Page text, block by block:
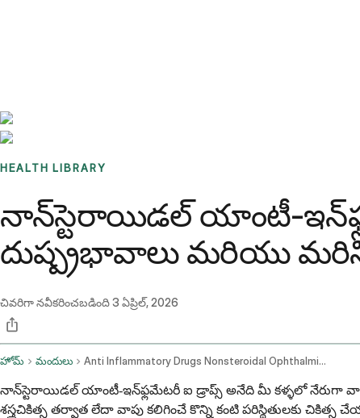
HEALTH LIBRARY
నాన్‌స్టెరాయిడల్ యాంటీ-
దుష్ప్రభావాలు మరియు
చివరిగా నవీకరించబడింది3 ఏప్రిల్, 2026
హోమ్ మందులు Anti Inflammatory Drugs Nonsteroidal Ophthalmic Route
నాన్‌స్టెరాయిడల్ యాంటీ-ఇన్‌ఫ్లమేటరీ ఐ డ్రాప్స్ అనేది మీ కళ్ళలో నేరుగా
శస్త్రచికిత్స తర్వాత లేదా వాపు కలిగించే కొన్ని కంటి పరిస్థితులకు చికిత్స